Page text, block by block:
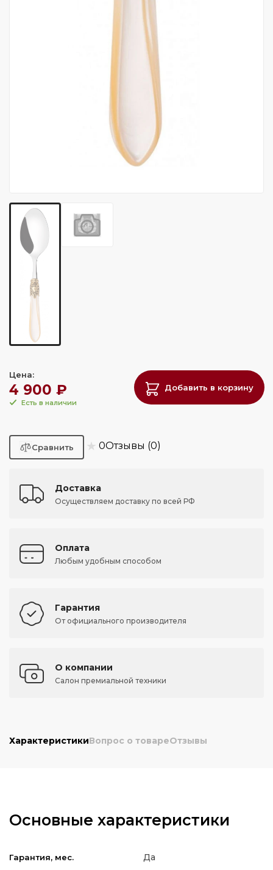
Цена:
4 900 ₽
Есть в наличии
Добавить в корзину
★ 0Отзывы (0)
Доставка
Осуществляем доставку по всей РФ
Оплата
Любым удобным способом
Гарантия
От официального производителя
О компании
Салон премиальной техники
ХарактеристикиВопрос о товареОтзывы
Основные характеристики
Гарантия, мес. Да